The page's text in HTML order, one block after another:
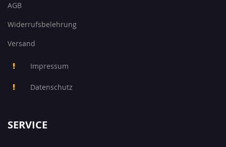
AGB
Widerrufsbelehrung
Versand
Impressum
Datenschutz
SERVICE